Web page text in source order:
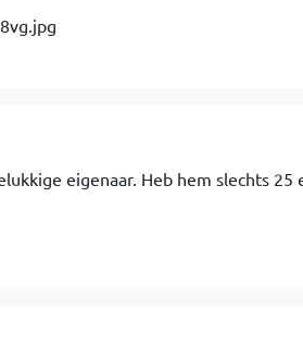
eigenaar. Heb hem slechts 25